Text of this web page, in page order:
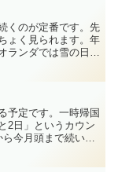
くのが定番です。先
ょく見られます。年
ランダでは雪の日が
予定です。一時帰国
2日」というカウン
今月頭まで続いて